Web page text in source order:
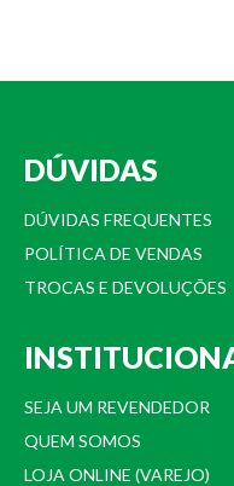
DÚVIDAS
DÚVIDAS FREQUENTES
POLÍTICA DE VENDAS
TROCAS E DEVOLUÇÕES
SEJA UM REVENDEDOR
QUEM SOMOS
LOJA ONLINE (VAREJO)